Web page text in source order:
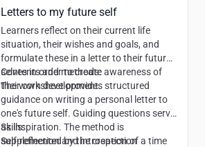
Letters to my future self
Learners reflect on their current life
situation, their wishes and goals, and
formulate these in a letter to their future
selves in order to create awareness of
their own development.
Contents and methods:
The worksheet provides structured
guidance on writing a personal letter to
one's future self. Guiding questions serve
as inspiration. The method is
supplemented by the creation of a time
Skills:
Self-reflection and introspection